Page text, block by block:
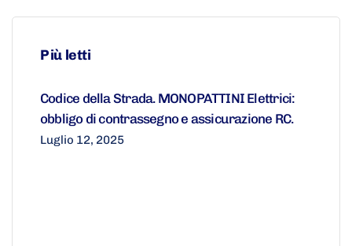
Più letti
Codice della Strada. MONOPATTINI Elettrici:
obbligo di contrassegno e assicurazione RC.
Luglio 12, 2025